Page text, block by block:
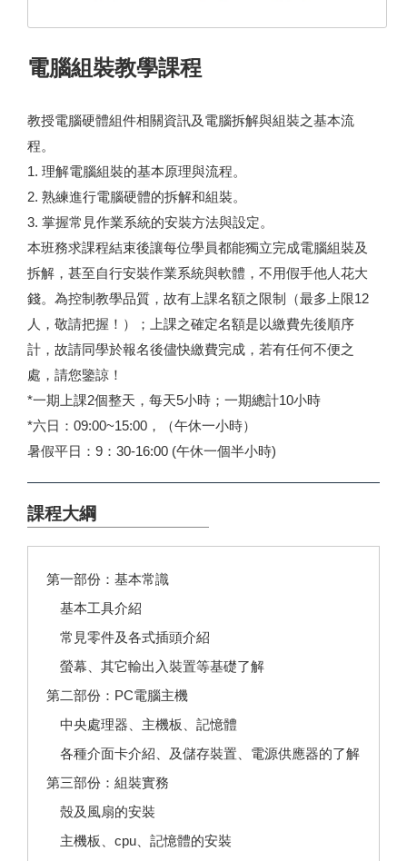
電腦組裝教學課程
教授電腦硬體組件相關資訊及電腦拆解與組裝之基本流
程。
1. 理解電腦組裝的基本原理與流程。
2. 熟練進行電腦硬體的拆解和組裝。
3. 掌握常見作業系統的安裝方法與設定。
本班務求課程結束後讓每位學員都能獨立完成電腦組裝及
拆解，甚至自行安裝作業系統與軟體，不用假手他人花大
錢。為控制教學品質，故有上課名額之限制（最多上限12
人，敬請把握！）；上課之確定名額是以繳費先後順序
計，故請同學於報名後儘快繳費完成，若有任何不便之
處，請您鑒諒！
*一期上課2個整天，每天5小時；一期總計10小時
*六日：09:00~15:00，（午休一小時）
暑假平日：9：30-16:00 (午休一個半小時)
課程大綱
第一部份：基本常識
基本工具介紹
常見零件及各式插頭介紹
螢幕、其它輸出入裝置等基礎了解
第二部份：PC電腦主機
中央處理器、主機板、記憶體
各種介面卡介紹、及儲存裝置、電源供應器的了解
第三部份：組裝實務
殼及風扇的安裝
主機板、cpu、記憶體的安裝